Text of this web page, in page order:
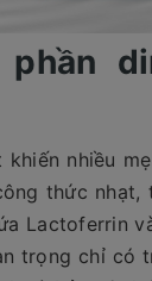
phần
nhiều
thức nhạt,
Lactoferrin
trọng chỉ có